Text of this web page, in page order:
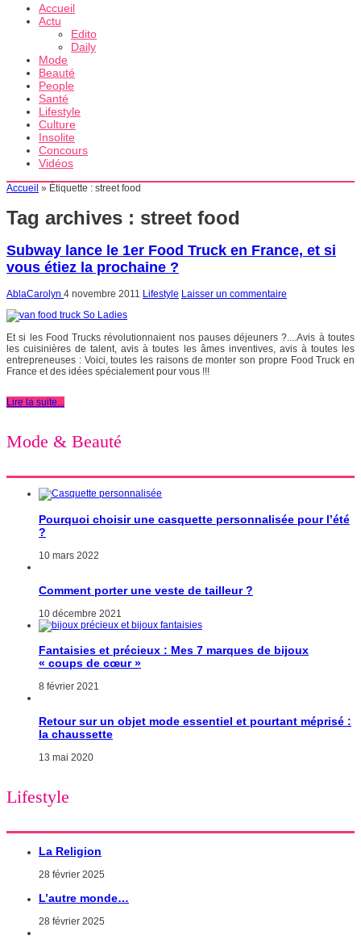
Accueil
Actu
Edito
Daily
Mode
Beauté
People
Santé
Lifestyle
Culture
Insolite
Concours
Vidéos
Accueil » Étiquette : street food
Tag archives : street food
Subway lance le 1er Food Truck en France, et si
vous étiez la prochaine ?
AblaCarolyn 4 novembre 2011 Lifestyle Laisser un commentaire
Et si les Food Trucks révolutionnaient nos pauses déjeuners ?....Avis à toutes
les cuisinières de talent, avis à toutes les âmes inventives, avis à toutes les
entrepreneuses : Voici, toutes les raisons de monter son propre Food Truck en
France et des idées spécialement pour vous !!!
Lire la suite...
Mode & Beauté
Pourquoi choisir une casquette personnalisée pour l’été
?
10 mars 2022
Comment porter une veste de tailleur ?
10 décembre 2021
Fantaisies et précieux : Mes 7 marques de bijoux
« coups de cœur »
8 février 2021
Retour sur un objet mode essentiel et pourtant méprisé :
la chaussette
13 mai 2020
Lifestyle
La Religion
28 février 2025
L’autre monde…
28 février 2025